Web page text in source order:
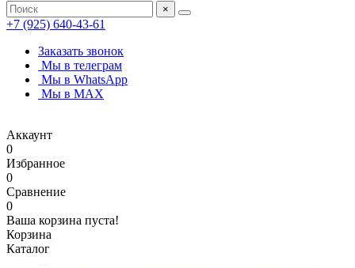
×
+7 (925) 640-43-61
Заказать звонок
Мы в телеграм
Мы в WhatsApp
Мы в MAX
Аккаунт
0
Избранное
0
Сравнение
0
Ваша корзина пуста!
Корзина
Каталог